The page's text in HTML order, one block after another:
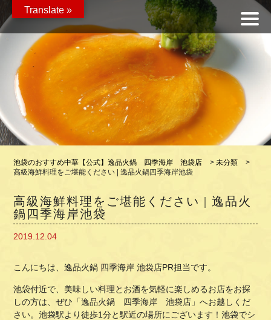
池袋のおすすめ中華【公式】逸品火鍋 四季海岸 池袋店 >未分類
>
高級海鮮料理をご堪能ください | 逸品火鍋四季海岸池袋
高級海鮮料理をご堪能ください | 逸品火
鍋四季海岸池袋
2019.12.04
こんにちは、逸品火鍋 四季海岸 池袋店PR担当です。
池袋付近で、美味しい料理とお酒を気軽に楽しめるお店をお探
しの方は、ぜひ「逸品火鍋 四季海岸 池袋店」へお越しくだ
さい。池袋駅より徒歩1分と駅近の場所にございます！池袋でシ
Translate »